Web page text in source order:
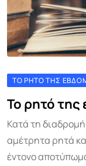
ΤΟ ΡΗΤΌ ΤΗΣ
Το ρητό
Κατά τη
αμέτρητα ρητά
έντονο